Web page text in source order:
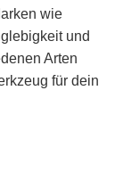
wie
und
Arten
für dein